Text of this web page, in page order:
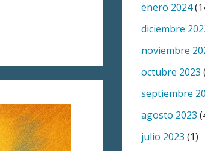
enero 2024
diciembre
noviembre
octubre 2023
septiembre
agosto 2023
julio 2023 (1)